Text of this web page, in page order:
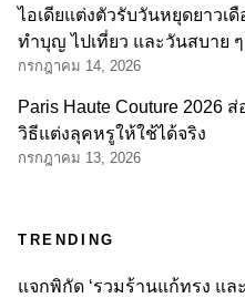
ไอเดียแต่งตัวรับวันหยุดยาวเ
ทำบุญ ไปเที่ยว และวันสบาย
กรกฎาคม 14, 2026
Paris Haute Couture 2026
วิธีแต่งลุคหรูให้ใช้ได้จริง
กรกฎาคม 13, 2026
TRENDING
แจกพิกัด ‘รวมร้านแก้ทรง แล